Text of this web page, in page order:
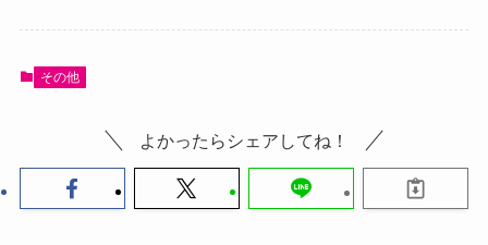
その他
よかったらシェアしてね！